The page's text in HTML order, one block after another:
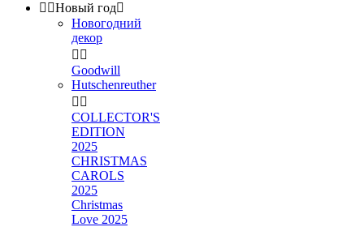
 Новый год
Новогодний
декор
 
Goodwill
Hutschenreuther
 
COLLECTOR'S
EDITION
2025
CHRISTMAS
CAROLS
2025
Christmas
Love 2025